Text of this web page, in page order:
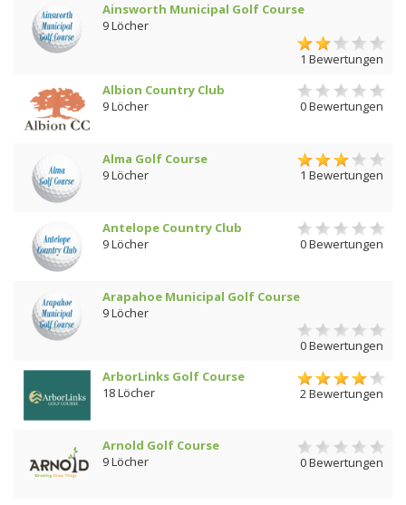
Ainsworth Municipal Golf Course
9 Löcher
1 Bewertungen
Albion Country Club
9 Löcher
0 Bewertungen
Alma Golf Course
9 Löcher
1 Bewertungen
Antelope Country Club
9 Löcher
0 Bewertungen
Arapahoe Municipal Golf Course
9 Löcher
0 Bewertungen
ArborLinks Golf Course
18 Löcher
2 Bewertungen
Arnold Golf Course
9 Löcher
0 Bewertungen